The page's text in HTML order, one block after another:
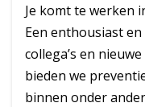
Je komt te werken
Een enthousiast
collega’s en
bieden we
binnen onder